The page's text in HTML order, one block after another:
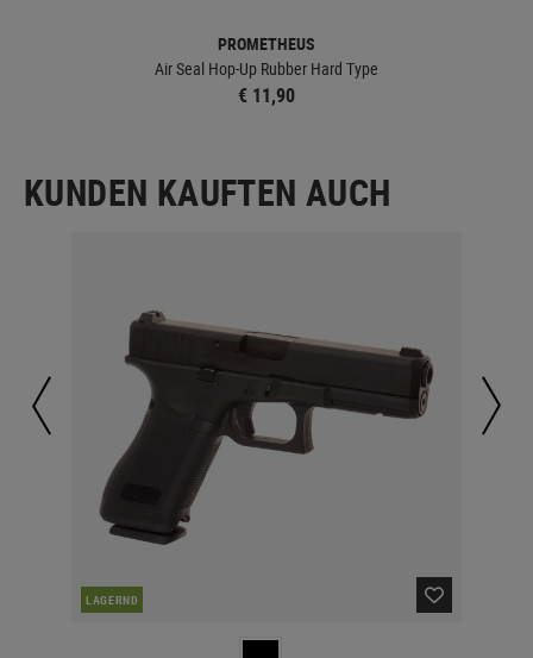
PROMETHEUS
Air Seal Hop-Up Rubber Hard Type
€ 11,90
KUNDEN KAUFTEN AUCH
LAGERND